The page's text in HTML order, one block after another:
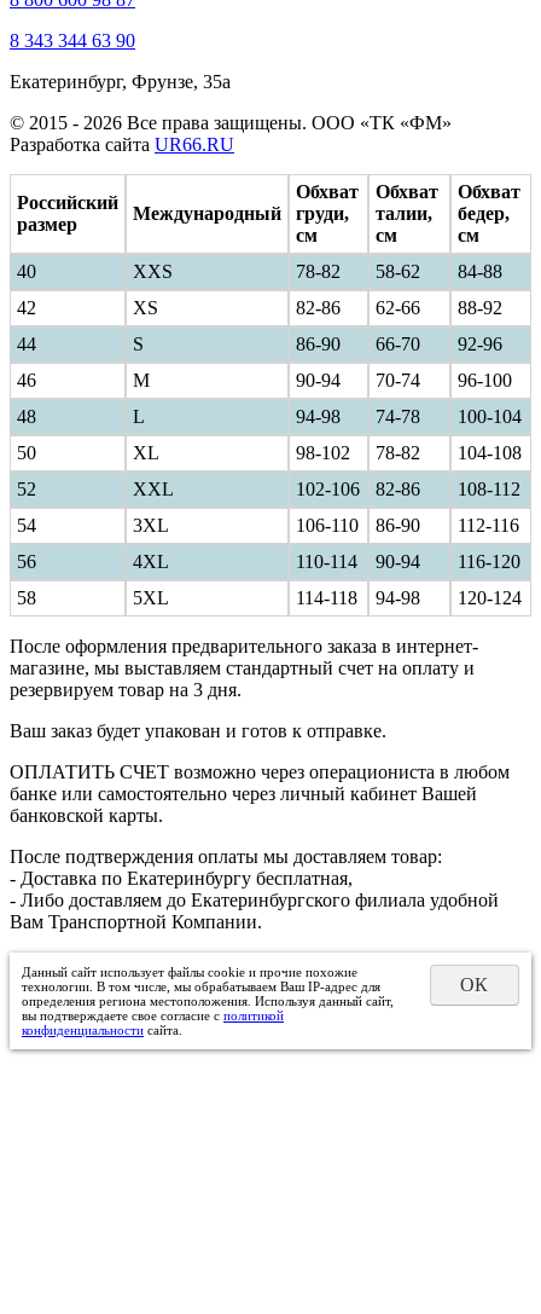
8 343 344 63 90
Екатеринбург, Фрунзе, 35а
© 2015 - 2026 Все права защищены. ООО «ТК «ФМ»
Разработка сайта UR66.RU
Российский
размер
Международный
Обхват
груди,
см
Обхват
талии,
см
Обхват
бедер,
см
40
ХXS 78-82 58-62
84-88
42
XS 82-86 62-66
88-92
44
S 86-90 66-70
92-96
46
M 90-94 70-74
96-100
48
L 94-98 74-78
100-104
50
XL 98-102 78-82
104-108
52
XXL 102-106 82-86
108-112
54
3XL 106-110 86-90
112-116
56
4XL 110-114 90-94
116-120
58
5XL 114-118 94-98 120-124
После оформления предварительного заказа в интернет-
магазине, мы выставляем стандартный счет на оплату и
резервируем товар на 3 дня.
Ваш заказ будет упакован и готов к отправке.
ОПЛАТИТЬ СЧЕТ возможно через операциониста в любом
банке или самостоятельно через личный кабинет Вашей
банковской карты.
После подтверждения оплаты мы доставляем товар:
- Доставка по Екатеринбургу бесплатная,
- Либо доставляем до Екатеринбургского филиала удобной
Вам Транспортной Компании.
Данный сайт использует файлы cookie и прочие похожие
технологии. В том числе, мы обрабатываем Ваш IP-адрес для
определения региона местоположения. Используя данный сайт,
вы подтверждаете свое согласие с политикой
конфиденциальности сайта.
ОК